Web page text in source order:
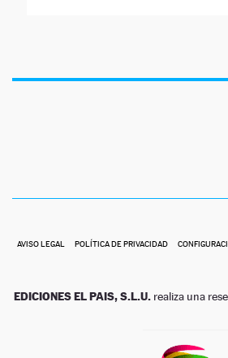
AVISO LEGAL POLÍTICA DE PRIVACIDAD
EDICIONES EL PAIS, S.L.U. realiza una